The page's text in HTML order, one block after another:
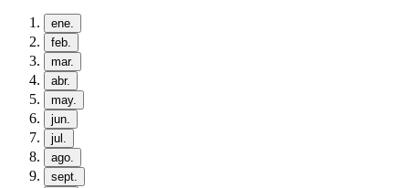
ene.
feb.
mar.
abr.
may.
jun.
jul.
ago.
sept.